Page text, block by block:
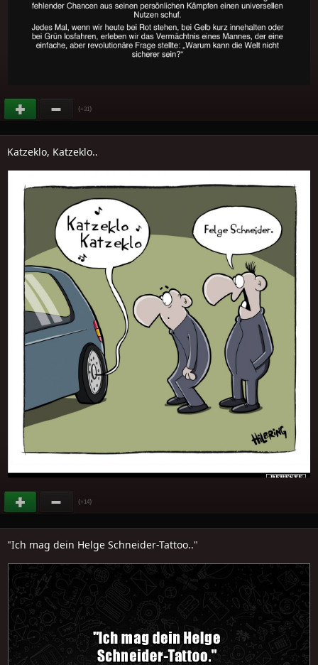
(+31)
Katzeklo, Katzeklo..
(+14)
"Ich mag dein Helge Schneider-Tattoo.."